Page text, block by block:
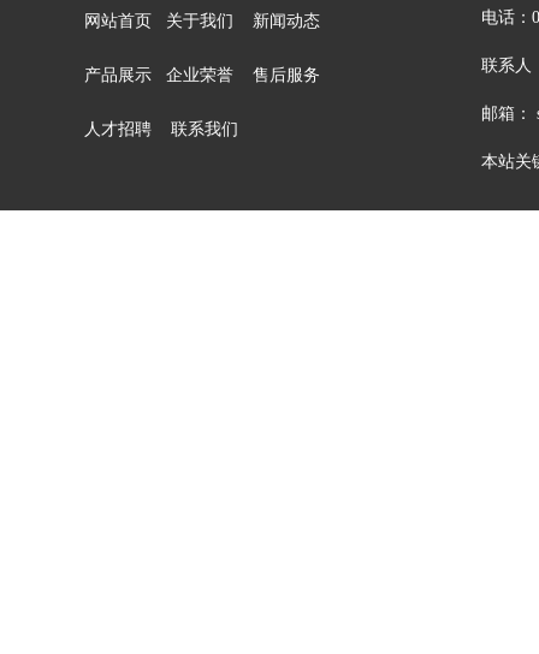
网站首页 关于我们 新闻动态
产品展示 企业荣誉 售后服务
人才招聘 联系我们
电话：
联系人
邮箱：
本站关